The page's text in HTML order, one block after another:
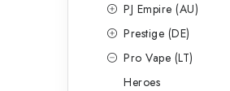
PJ Empire (AU)
Prestige (DE)
Pro Vape (LT)
Heroes